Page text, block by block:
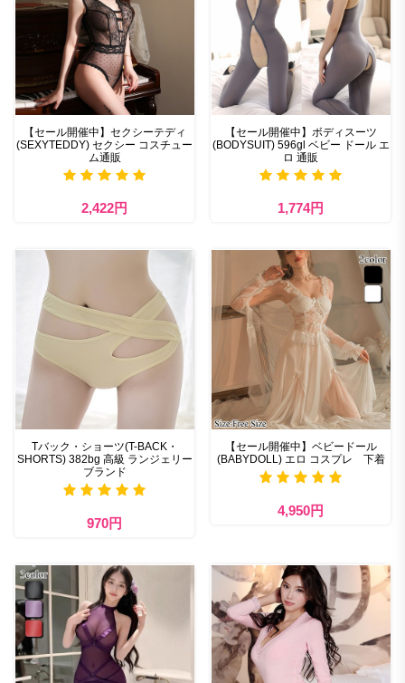
【セール開催中】セクシーテディ
(SEXYTEDDY) セクシー コスチュー
ム通販
2,422円
【セール開催中】ボディスーツ
(BODYSUIT) 596gl ベビー ドール エ
ロ 通販
1,774円
Tバック・ショーツ(T-BACK・
SHORTS) 382bg 高級 ランジェリー
ブランド
970円
【セール開催中】ベビードール
(BABYDOLL) エロ コスプレ 下着
4,950円